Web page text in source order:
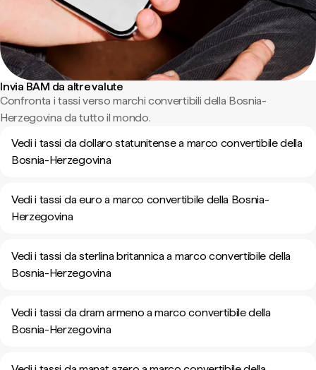
Invia BAM da altre valute
Confronta i tassi verso marchi convertibili della Bosnia-
Herzegovina da tutto il mondo.
Vedi i tassi da dollaro statunitense a marco convertibile della
Bosnia-Herzegovina
Vedi i tassi da euro a marco convertibile della Bosnia-
Herzegovina
Vedi i tassi da sterlina britannica a marco convertibile della
Bosnia-Herzegovina
Vedi i tassi da dram armeno a marco convertibile della
Bosnia-Herzegovina